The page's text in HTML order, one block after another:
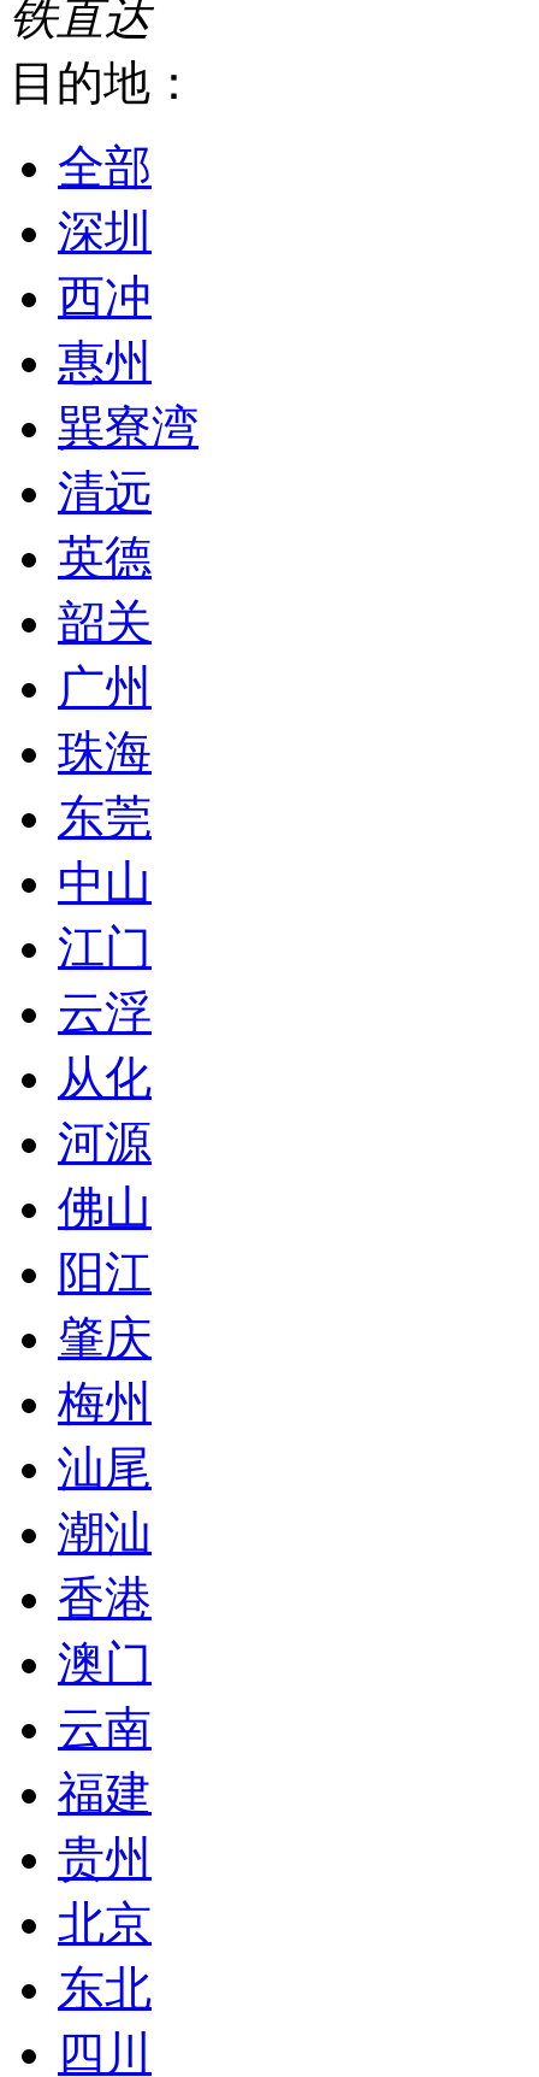
铁直达
目的地：
全部
深圳
西冲
惠州
巽寮湾
清远
英德
韶关
广州
珠海
东莞
中山
江门
云浮
从化
河源
佛山
阳江
肇庆
梅州
汕尾
潮汕
香港
澳门
云南
福建
贵州
北京
东北
四川